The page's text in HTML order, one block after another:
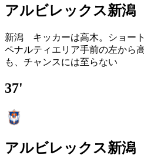
アルビレックス新潟
新潟 キッカーは高木。ショー
ペナルティエリア手前の左から
も、チャンスには至らない
37'
アルビレックス新潟